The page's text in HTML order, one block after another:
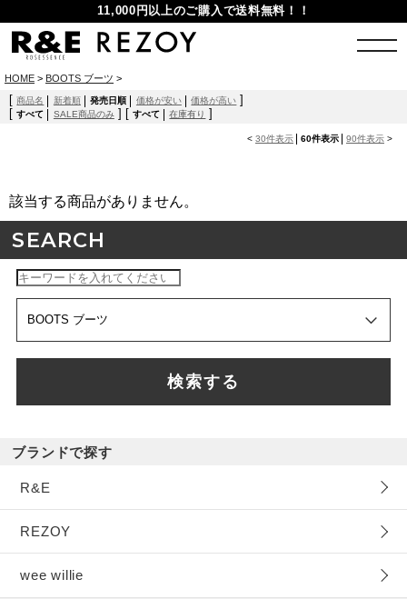
11,000円以上のご購入で送料無料！！
HOME > BOOTS ブーツ >
[商品名 新着順 発売日順 価格が安い 価格が高い ]
[すべて SALE商品のみ ] [ すべて 在庫有り ]
< 30件表示 60件表示 90件表示 >
該当する商品がありません。
SEARCH
検索する
ブランドで探す
R&E
REZOY
wee willie